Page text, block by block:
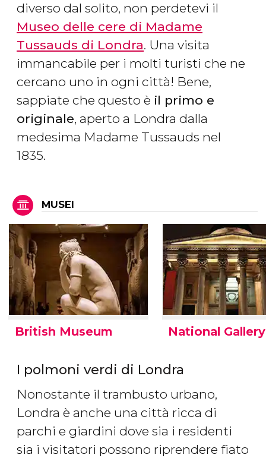
diverso dal solito, non perdetevi il
Museo delle cere di Madame
Tussauds di Londra. Una visita
immancabile per i molti turisti che ne
cercano uno in ogni città! Bene,
sappiate che questo è il primo e
originale, aperto a Londra dalla
medesima Madame Tussauds nel
1835.
MUSEI
British Museum National Gallery
I polmoni verdi di Londra
Nonostante il trambusto urbano,
Londra è anche una città ricca di
parchi e giardini dove sia i residenti
sia i visitatori possono riprendere fiato